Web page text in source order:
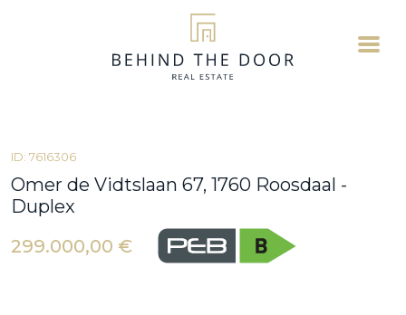
ID: 7616306
Omer de Vidtslaan 67, 1760 Roosdaal -
Duplex
299.000,00 €